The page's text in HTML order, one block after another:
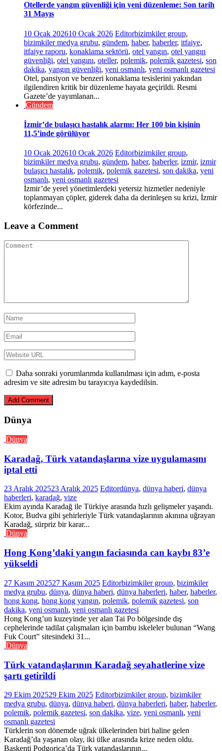
Otellerde yangın güvenliği için yeni düzenleme: Son tarih
31 Mayıs
10 Ocak 202610 Ocak 2026 Editorbizimkiler group,
bizimkiler medya grubu, gündem, haber, haberler, itfaiye,
itfaiye raporu, konaklama sektörü, otel yangın, otel yangın
güvenliği, otel yangını, oteller, polemik, polemik gazetesi, son
dakika, yangın güvenliği, yeni osmanlı, yeni osmanlı gazetesi
Otel, pansiyon ve benzeri konaklama tesislerini yakından
ilgilendiren kritik bir düzenleme hayata geçirildi. Resmi
Gazete’de yayımlanan...
Gündem
İzmir’de bulaşıcı hastalık alarmı: Her 100 bin kişinin
11,5’inde görülüyor
10 Ocak 202610 Ocak 2026 Editorbizimkiler group,
bizimkiler medya grubu, gündem, haber, haberler, izmir, izmir
bulaşıcı hastalık, polemik, polemik gazetesi, son dakika, yeni
osmanlı, yeni osmanlı gazetesi
İzmir’de yerel yönetimlerdeki yetersiz hizmetler nedeniyle
toplanmayan çöpler, giderek daha da derinleşen su krizi, İzmir
körfezinde...
Leave a Comment
Daha sonraki yorumlarımda kullanılması için adım, e-posta
adresim ve site adresim bu tarayıcıya kaydedilsin.
Dünya
Dünya
Karadağ, Türk vatandaşlarına vize uygulamasını
iptal etti
23 Aralık 202523 Aralık 2025 Editordünya, dünya haberi, dünya
haberleri, karadağ, vize
Ekim ayında Karadağ ile Türkiye arasında hızlı gelişmeler yaşandı.
Kotor, Budva gibi şehirleriyle Türk vatandaşlarının akınına uğrayan
Karadağ, sürpriz bir karar...
Dünya
Hong Kong’daki yangın faciasında can kaybı 83’e
yükseldi
27 Kasım 202527 Kasım 2025 Editorbizimkiler group, bizimkiler
medya grubu, dünya, dünya haberi, dünya haberleri, haber, haberler,
hong kong, hong kong yangın, polemik, polemik gazetesi, son
dakika, yeni osmanlı, yeni osmanlı gazetesi
Hong Kong’un kuzeyinde yer alan Tai Po bölgesinde dış
cephelerinde tadilat çalışmaları için bambu iskeleler bulunan “Wang
Fuk Court” sitesindeki 31...
Dünya
Türk vatandaşlarının Karadağ seyahatlerine vize
şartı getirildi
29 Ekim 202529 Ekim 2025 Editorbizimkiler group, bizimkiler
medya grubu, dünya, dünya haberi, dünya haberleri, haber, haberler,
polemik, polemik gazetesi, son dakika, vize, yeni osmanlı, yeni
osmanlı gazetesi
Türklerin son dönemde uğrak ülkelerinden biri haline gelen
Karadağ’da yaşanan olay, iki ülke arasında krize neden oldu.
Başkenti Podgorica’da Türk vatandaşlarının...